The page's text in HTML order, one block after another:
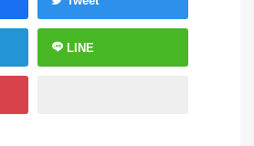
LINE